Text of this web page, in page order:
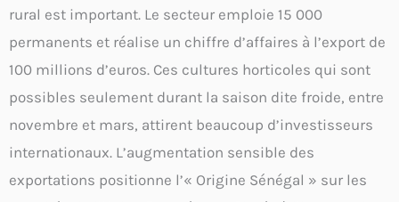
rural est important. Le secteur emploie 15 000
permanents et réalise un chiffre d’affaires à l’export de
100 millions d’euros. Ces cultures horticoles qui sont
possibles seulement durant la saison dite froide, entre
novembre et mars, attirent beaucoup d’investisseurs
internationaux. L’augmentation sensible des
exportations positionne l’« Origine Sénégal » sur les